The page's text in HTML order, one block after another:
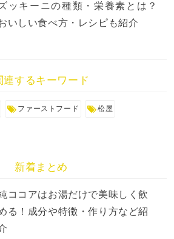
ッキーニの種類・栄養素とは？
いしい食べ方・レシピも紹介
連するキーワード
ファーストフード 松屋
新着まとめ
ココアはお湯だけで美味しく飲
る！成分や特徴・作り方など紹